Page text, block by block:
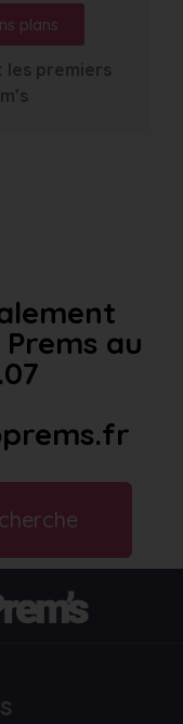
plans
les premiers
au